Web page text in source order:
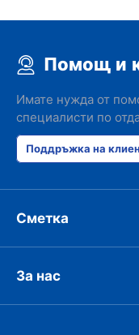
Помощ и
Имате нужда от
специалисти по
Поддръжка на
Сметка
За нас